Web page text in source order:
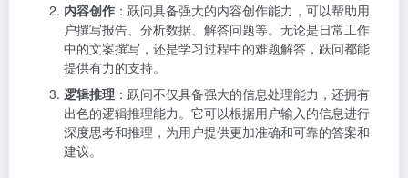
内容创作 ：跃问具备强大的内容创作能力，可以帮助用
户撰写报告、分析数据、解答问题等。无论是日常工作
中的文案撰写，还是学习过程中的难题解答，跃问都能
提供有力的支持。
逻辑推理 ：跃问不仅具备强大的信息处理能力，还拥有
出色的逻辑推理能力。它可以根据用户输入的信息进行
深度思考和推理，为用户提供更加准确和可靠的答案和
建议。